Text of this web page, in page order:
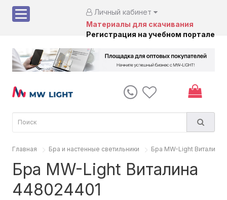
Личный кабинет
Материалы для скачивания
Регистрация на учебном портале
Главная Бра и настенные светильники Бра MW-Light Виталина
Бра MW-Light Виталина
448024401